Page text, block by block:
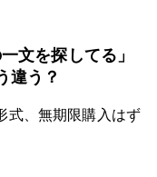
文を探してる」
違う？
式、無期限購入はず